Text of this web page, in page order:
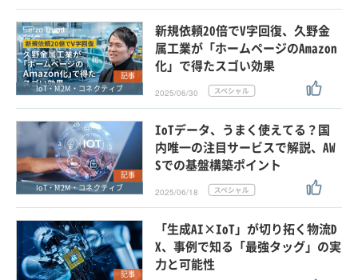
記事
IoT・M2M・コネクティブ
新規依頼20倍でV字回復、久野金
属工業が「ホームページのAmazon
化」で得たスゴい効果
2025/06/30
記事
IoT・M2M・コネクティブ
IoTデータ、うまく使えてる？国
内唯一の注目サービスで解説、AW
Sでの基盤構築ポイント
2025/06/18
記事
「生成AI×IoT」が切り拓く物流D
X、事例で知る「最強タッグ」の実
力と可能性